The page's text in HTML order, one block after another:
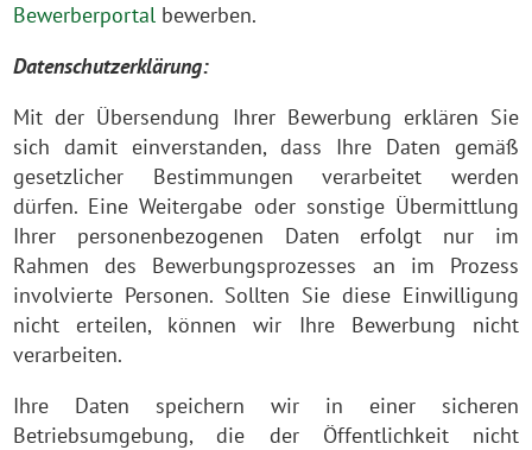
Bewerberportal bewerben.
Datenschutzerklärung:
Mit der Übersendung Ihrer Bewerbung erklären Sie
sich damit einverstanden, dass Ihre Daten gemäß
gesetzlicher Bestimmungen verarbeitet werden
dürfen. Eine Weitergabe oder sonstige Übermittlung
Ihrer personenbezogenen Daten erfolgt nur im
Rahmen des Bewerbungsprozesses an im Prozess
involvierte Personen. Sollten Sie diese Einwilligung
nicht erteilen, können wir Ihre Bewerbung nicht
verarbeiten.
Ihre Daten speichern wir in einer sicheren
Betriebsumgebung, die der Öffentlichkeit nicht